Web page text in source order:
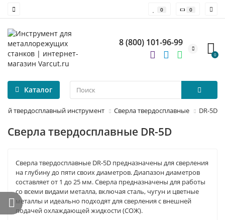
0 0
8 (800) 101-96-99
0
Каталог
твердосплавный инструмент Сверла твердосплавные DR-5D
Сверла твердосплавные DR-5D
Сверла твердосплавные DR-5D предназначены для сверления
на глубину до пяти своих диаметров. Диапазон диаметров
составляет от 1 до 25 мм. Сверла предназначены для работы
со всеми видами металла, включая сталь, чугун и цветные
металлы и идеально подходят для сверления с внешней
подачей охлаждающей жидкости (СОЖ).